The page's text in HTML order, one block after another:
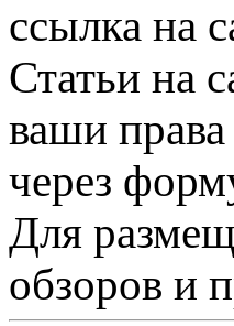
ссылка на
Статьи на
ваши
через
Для
обзоров и